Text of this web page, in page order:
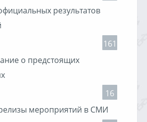
результатов
161
о предстоящих
16
мероприятий в СМИ
возможности! Обширная
конфигурацию трассы, на
нажать на педаль газа, и где
тормозом, выбрав правиль